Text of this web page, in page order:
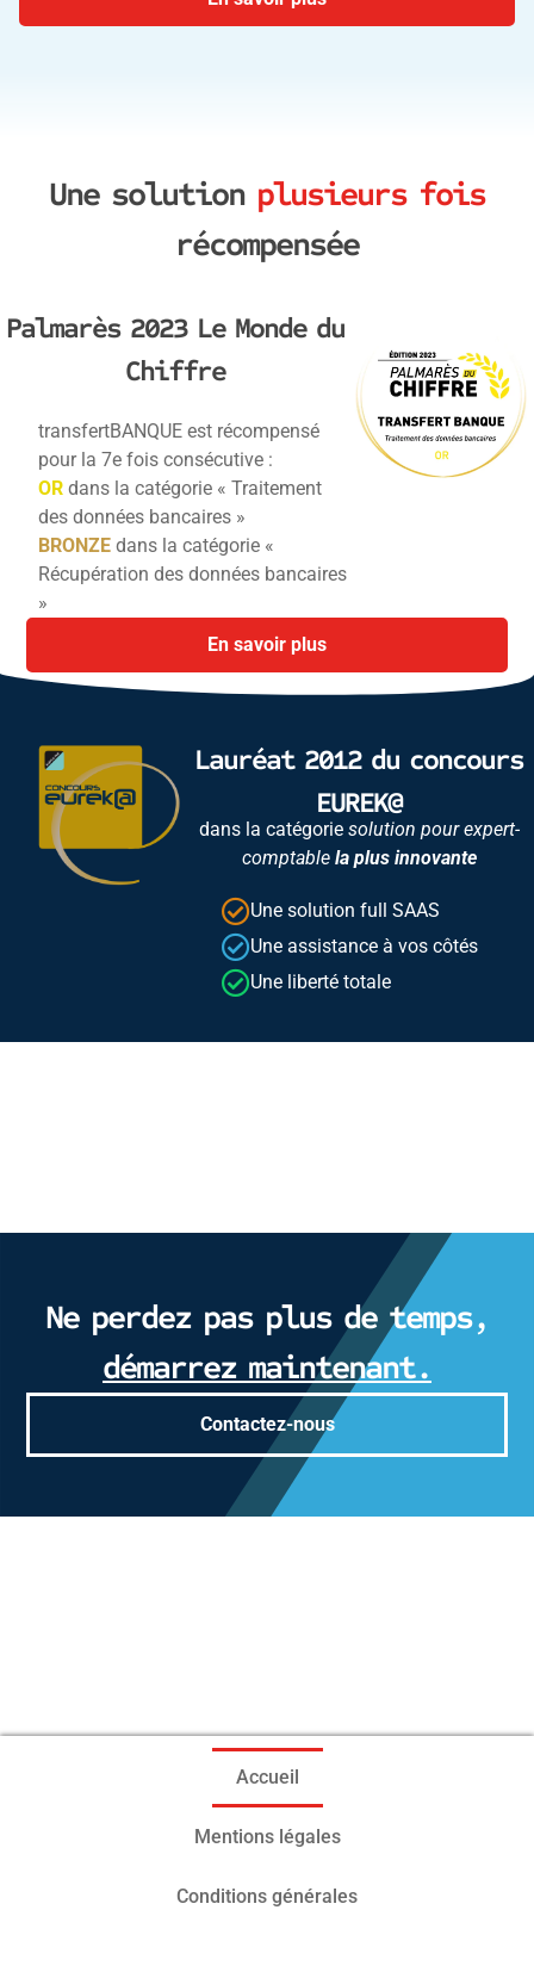
Une solution plusieurs fois
récompensée
Palmarès 2023 Le Monde du
Chiffre
transfertBANQUE est récompensé
pour la 7e fois consécutive :
OR dans la catégorie « Traitement
des données bancaires »
BRONZE dans la catégorie «
Récupération des données bancaires
»
En savoir plus
Lauréat 2012 du concours
EUREK@
dans la catégorie solution pour expert-
comptable la plus innovante
Une solution full SAAS
Une assistance à vos côtés
Une liberté totale
Ne perdez pas plus de temps,
démarrez maintenant.
Contactez-nous
Accueil
Mentions légales
Conditions générales